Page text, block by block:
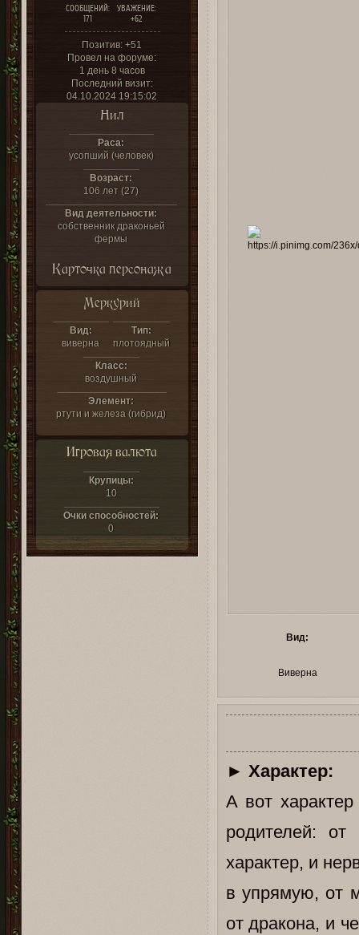
СООБЩЕНИЙ:
171
УВАЖЕНИЕ:
+62
Позитив: +51
Провел на форуме:
1 день 8 часов
Последний визит:
04.10.2024 19:15:02
Нил
Раса:
усопший (человек)
Возраст:
106 лет (27)
Вид деятельности:
собственник драконьей
фермы
Карточка персонажа
Меркурий
Вид:
виверна
Тип:
плотоядный
Класс:
воздушный
Элемент:
ртути и железа (гибрид)
Игровая валюта
Крупицы:
10
Очки способностей:
0
Вид:
Виверна
► Характер:
А вот
родителей: от
характер, и
в упрямую, от
от дракона, и